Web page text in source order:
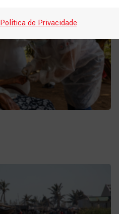
Política de Privacidade